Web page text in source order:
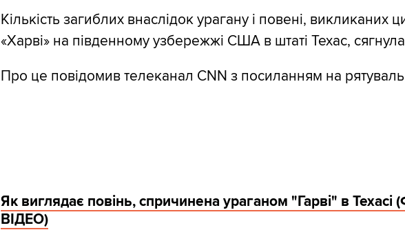
Кількість загиблих внаслідок урагану і повені, викликаних
«Харві» на південному узбережжі США в штаті Техас,
Про це повідомив телеканал CNN з посиланням на
Як виглядає повінь, спричинена ураганом "Гарві" в
ВІДЕО)